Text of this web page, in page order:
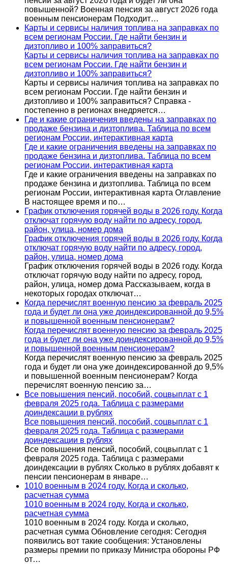
повышенной? Военная пенсия за август 2026 года
военным пенсионерам Подходит…
Карты и сервисы наличия топлива на заправках по
всем регионам России. Где найти бензин и
дизтопливо и 100% заправиться?
Карты и сервисы наличия топлива на заправках по
всем регионам России. Где найти бензин и
дизтопливо и 100% заправиться?
Карты и сервисы наличия топлива на заправках по
всем регионам России. Где найти бензин и
дизтопливо и 100% заправиться? Справка -
постепенно в регионах внедряется…
Где и какие ограничения введены на заправках по
продаже бензина и дизтоплива. Таблица по всем
регионам России, интерактивная карта
Где и какие ограничения введены на заправках по
продаже бензина и дизтоплива. Таблица по всем
регионам России, интерактивная карта
Где и какие ограничения введены на заправках по
продаже бензина и дизтоплива. Таблица по всем
регионам России, интерактивная карта Оглавление
В настоящее время и по…
График отключения горячей воды в 2026 году. Когда
отключат горячую воду найти по адресу, город,
район, улица, номер дома
График отключения горячей воды в 2026 году. Когда
отключат горячую воду найти по адресу, город,
район, улица, номер дома
График отключения горячей воды в 2026 году. Когда
отключат горячую воду найти по адресу, город,
район, улица, номер дома Рассказываем, когда в
некоторых городах отключат…
Когда перечислят военную пенсию за февраль 2025
года и будет ли она уже доиндексированной до 9,5%
и повышенной военным пенсионерам?
Когда перечислят военную пенсию за февраль 2025
года и будет ли она уже доиндексированной до 9,5%
и повышенной военным пенсионерам?
Когда перечислят военную пенсию за февраль 2025
года и будет ли она уже доиндексированной до 9,5%
и повышенной военным пенсионерам? Когда
перечислят военную пенсию за…
Все повышения пенсий, пособий, соцвыплат с 1
февраля 2025 года. Таблица с размерами
доиндексации в рублях
Все повышения пенсий, пособий, соцвыплат с 1
февраля 2025 года. Таблица с размерами
доиндексации в рублях
Все повышения пенсий, пособий, соцвыплат с 1
февраля 2025 года. Таблица с размерами
доиндексации в рублях Сколько в рублях добавят к
пенсии пенсионерам в январе…
1010 военным в 2024 году. Когда и сколько,
расчетная сумма
1010 военным в 2024 году. Когда и сколько,
расчетная сумма
1010 военным в 2024 году. Когда и сколько,
расчетная сумма Обновление сегодня: Сегодня
появились вот такие сообщения: Установлены
размеры премии по приказу Министра обороны РФ
от…